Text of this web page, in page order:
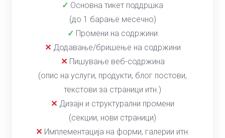
✓ Основна тикет поддршка
(до 1 барање месечно)
✓ Промени на содржини
✕ Додавање/бришење на содржини
✕ Пишување веб-содржина
(опис на услуги, продукти, блог постови,
текстови за страници итн.)
✕ Дизајн и структурални промени
(секции, нови страници)
✕ Имплементација на форми, галерии итн.